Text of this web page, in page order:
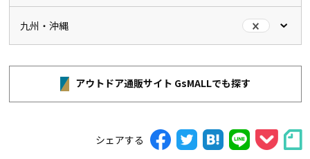
九州・沖縄
アウトドア通販サイト GsMALLでも探す
シェアする